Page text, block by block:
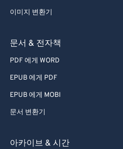
이미지 변환기
문서 & 전자책
PDF 에게 WORD
EPUB 에게 PDF
EPUB 에게 MOBI
문서 변환기
아카이브 & 시간